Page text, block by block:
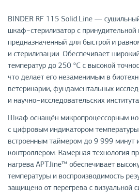
BINDER RF 115 Solid.Line —
шкаф−стерилизатор с принудительной
предназначенный для быстрой и
и стерилизации. Обеспечивает
температур до 250 °С с высокой
что делает его незаменимым в
ветеринарии, фундаментальных
и научно−исследовательских
Шкаф оснащён микропроцессорным
с цифровым индикатором
встроенным таймером до 9 999 минут
контроллером. Камерная технология
нагрева APT.line™ обеспечивает
температуры и воспроизводимость
защищено от перегрева с визуальной